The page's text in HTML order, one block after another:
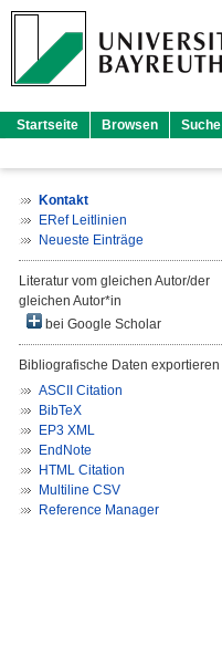
Startseite Browsen Suche
Kontakt
ERef Leitlinien
Neueste Einträge
Literatur vom gleichen Autor/der
gleichen Autor*in
bei Google Scholar
Bibliografische Daten exportieren
ASCII Citation
BibTeX
EP3 XML
EndNote
HTML Citation
Multiline CSV
Reference Manager